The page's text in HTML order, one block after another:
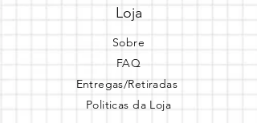
Loja
Sobre
FAQ
Entregas/Retiradas
Politicas da Loja